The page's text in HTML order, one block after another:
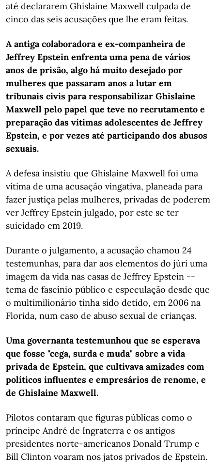
até declararem Ghislaine Maxwell culpada de
cinco das seis acusações que lhe eram feitas.
A antiga colaboradora e ex-companheira de
Jeffrey Epstein enfrenta uma pena de vários
anos de prisão, algo há muito desejado por
mulheres que passaram anos a lutar em
tribunais civis para responsabilizar Ghislaine
Maxwell pelo papel que teve no recrutamento e
preparação das vítimas adolescentes de Jeffrey
Epstein, e por vezes até participando dos abusos
sexuais.
A defesa insistiu que Ghislaine Maxwell foi uma
vítima de uma acusação vingativa, planeada para
fazer justiça pelas mulheres, privadas de poderem
ver Jeffrey Epstein julgado, por este se ter
suicidado em 2019.
Durante o julgamento, a acusação chamou 24
testemunhas, para dar aos elementos do júri uma
imagem da vida nas casas de Jeffrey Epstein --
tema de fascínio público e especulação desde que
o multimilionário tinha sido detido, em 2006 na
Florida, num caso de abuso sexual de crianças.
Uma governanta testemunhou que se esperava
que fosse "cega, surda e muda" sobre a vida
privada de Epstein, que cultivava amizades com
políticos influentes e empresários de renome, e
de Ghislaine Maxwell.
Pilotos contaram que figuras públicas como o
príncipe André de Ingraterra e os antigos
presidentes norte-americanos Donald Trump e
Bill Clinton voaram nos jatos privados de Epstein.